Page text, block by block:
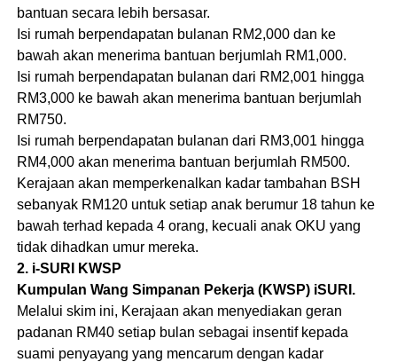
bantuan secara lebih bersasar.
Isi rumah berpendapatan bulanan RM2,000 dan ke
bawah akan menerima bantuan berjumlah RM1,000.
Isi rumah berpendapatan bulanan dari RM2,001 hingga
RM3,000 ke bawah akan menerima bantuan berjumlah
RM750.
Isi rumah berpendapatan bulanan dari RM3,001 hingga
RM4,000 akan menerima bantuan berjumlah RM500.
Kerajaan akan memperkenalkan kadar tambahan BSH
sebanyak RM120 untuk setiap anak berumur 18 tahun ke
bawah terhad kepada 4 orang, kecuali anak OKU yang
tidak dihadkan umur mereka.
2. i-SURI KWSP
Kumpulan Wang Simpanan Pekerja (KWSP) iSURI.
Melalui skim ini, Kerajaan akan menyediakan geran
padanan RM40 setiap bulan sebagai insentif kepada
suami penyayang yang mencarum dengan kadar